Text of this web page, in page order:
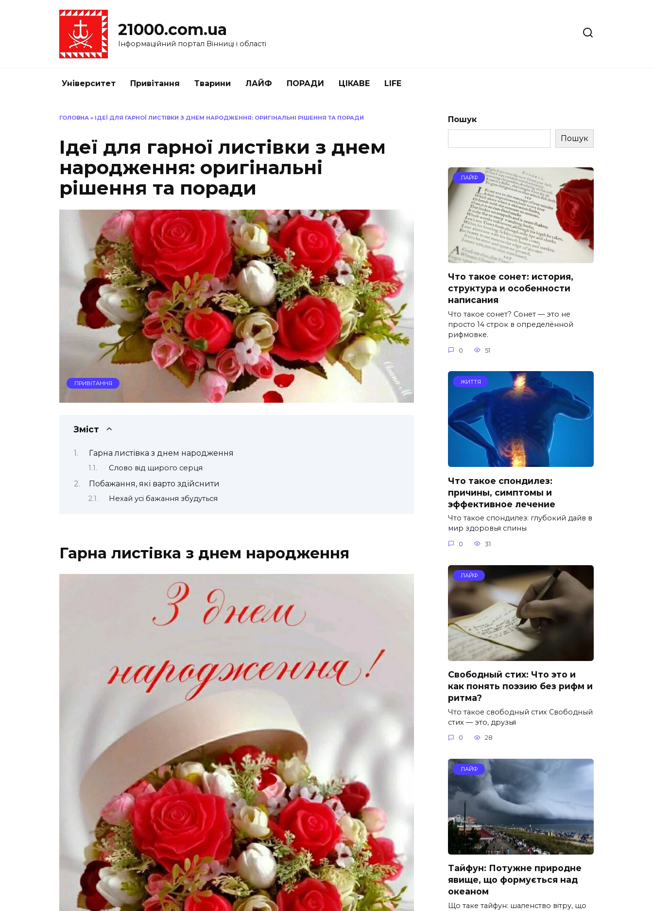
21000.com.ua
Інформаційний портал Вінниці і області
Університет Привітання Тварини ЛАЙФ ПОРАДИ ЦІКАВЕ LIFE
ГОЛОВНА » ІДЕЇ ДЛЯ ГАРНОЇ ЛИСТІВКИ З ДНЕМ НАРОДЖЕННЯ: ОРИГІНАЛЬНІ РІШЕННЯ ТА ПОРАДИ
Ідеї для гарної листівки з днем
народження: оригінальні
рішення та поради
ПРИВІТАННЯ
Зміст
Гарна листівка з днем народження
Слово від щирого серця
Побажання, які варто здійснити
Нехай усі бажання збудуться
Гарна листівка з днем народження
Пошук
Пошук
ЛАЙФ
Что такое сонет: история,
структура и особенности
написания
Что такое сонет? Сонет — это не
просто 14 строк в определённой
рифмовке.
0 51
ЖИТТЯ
Что такое спондилез:
причины, симптомы и
эффективное лечение
Что такое спондилез: глубокий дайв в
мир здоровья спины
0 31
ЛАЙФ
Свободный стих: Что это и
как понять поэзию без рифм и
ритма?
Что такое свободный стих Свободный
стих — это, друзья
0 28
ЛАЙФ
Тайфун: Потужне природне
явище, що формується над
океаном
Що таке тайфун: шаленство вітру, що